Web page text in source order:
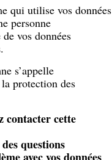
qui utilise vos données
personne
de vos données
s’appelle
protection des
contacter cette
questions